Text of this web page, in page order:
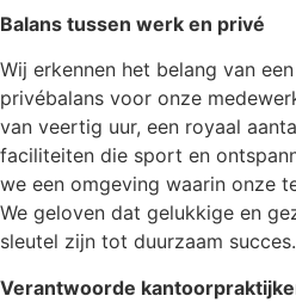
Balans tussen werk en privé
Wij erkennen het belang van
privébalans voor onze
van veertig uur, een royaal
faciliteiten die sport en
we een omgeving waarin onze
We geloven dat gelukkige en
sleutel zijn tot duurzaam succes.
Verantwoorde